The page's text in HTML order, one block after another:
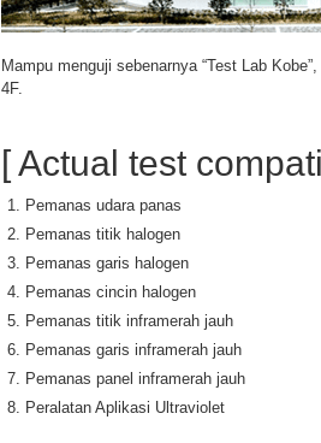
Mampu menguji sebenarnya “Test Lab
4F.
[ Actual test
Pemanas udara panas
Pemanas titik halogen
Pemanas garis halogen
Pemanas cincin halogen
Pemanas titik inframerah jauh
Pemanas garis inframerah jauh
Pemanas panel inframerah jauh
Peralatan Aplikasi Ultraviolet